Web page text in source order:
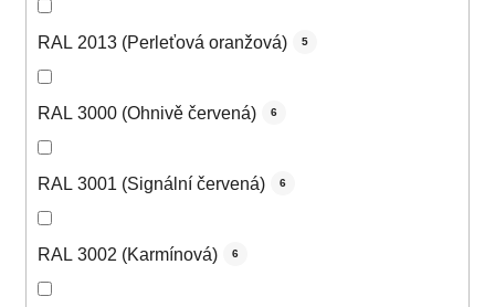
RAL 2013 (Perleťová oranžová) 5
RAL 3000 (Ohnivě červená) 6
RAL 3001 (Signální červená) 6
RAL 3002 (Karmínová) 6